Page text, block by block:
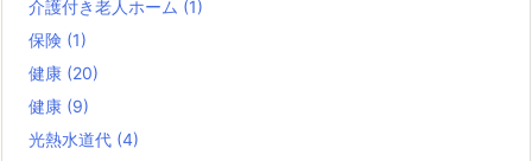
介護付き老人ホーム (1)
保険 (1)
健康 (20)
健康 (9)
光熱水道代 (4)